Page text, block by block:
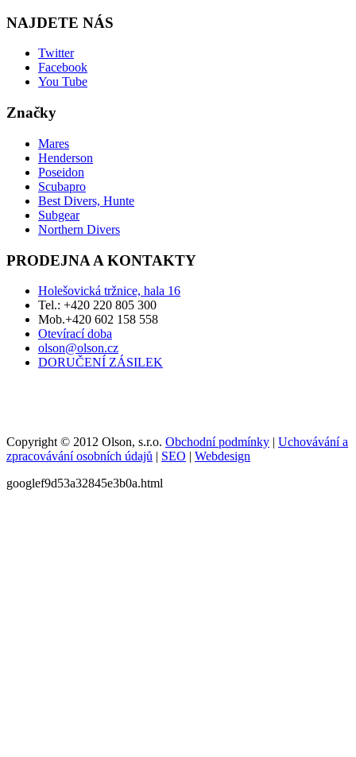
NAJDETE NÁS
Twitter
Facebook
You Tube
Značky
Mares
Henderson
Poseidon
Scubapro
Best Divers, Hunte
Subgear
Northern Divers
PRODEJNA A KONTAKTY
Holešovická tržnice, hala 16
Tel.: +420 220 805 300
Mob.+420 602 158 558
Otevírací doba
olson@olson.cz
DORUČENÍ ZÁSILEK
Copyright © 2012 Olson, s.r.o. Obchodní podmínky | Uchovávání a
zpracovávání osobních údajů | SEO | Webdesign
googlef9d53a32845e3b0a.html